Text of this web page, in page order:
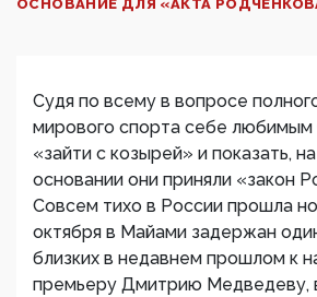
ОСНОВАНИЕ ДЛЯ «АКТА
Судя по всему в вопросе
мирового спорта себе
«зайти с козырей» и показать,
основании они приняли «закон
Совсем тихо в России прошла
октября в Майами задержан
близких в недавнем прошлом к
премьеру Дмитрию Медведеву,